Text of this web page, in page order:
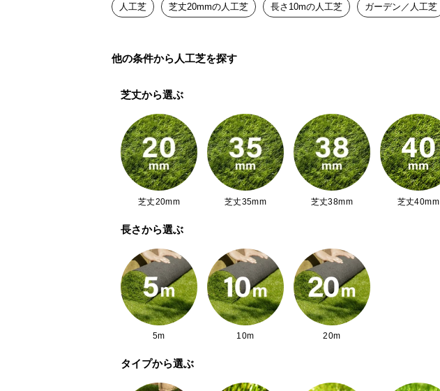
人工芝 芝丈20mmの人工芝 長さ10mの人工芝 ガーデン／人工芝
他の条件から人工芝を探す
芝丈から選ぶ
芝丈20mm 芝丈35mm 芝丈38mm 芝丈40mm
長さから選ぶ
5m 10m 20m
タイプから選ぶ